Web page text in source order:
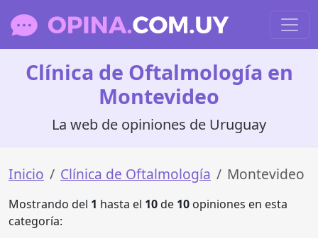
Clínica de Oftalmología en
Montevideo
La web de opiniones de Uruguay
Inicio Clínica de Oftalmología Montevideo
Mostrando del 1 hasta el 10de 10 opiniones en esta
categoría: